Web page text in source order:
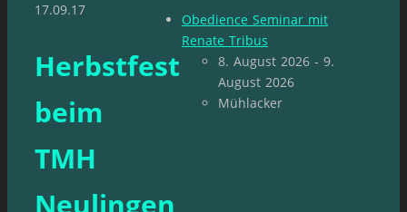
17.09.17
Herbstfest
beim
TMH
Neulingen
Obedience Seminar mit
Renate Tribus
8. August 2026 - 9.
August 2026
Mühlacker